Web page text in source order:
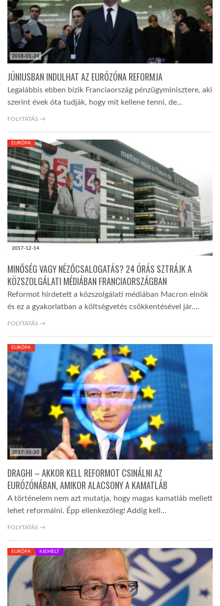
2018-01-24
JÚNIUSBAN INDULHAT AZ EURÓZÓNA REFORMJA
Legalábbis ebben bízik Franciaország pénzügyminisztere, aki
szerint évek óta tudják, hogy mit kellene tenni, de…
FOLYTATÁS →
2017-12-14
EURÓPA
MINŐSÉG VAGY NÉZŐCSALOGATÁS? 24 ÓRÁS SZTRÁJK A
KÖZSZOLGÁLATI MÉDIÁBAN FRANCIAORSZÁGBAN
Reformot hirdetett a közszolgálati médiában Macron elnök
és ez a gyakorlatban a költségvetés csökkentésével jár.…
FOLYTATÁS →
2017-10-20
EURÓPA
DRAGHI – AKKOR KELL REFORMOT CSINÁLNI AZ
EURÓZÓNÁBAN, AMIKOR ALACSONY A KAMATLÁB
A történelem nem azt mutatja, hogy magas kamatláb mellett
lehet reformálni. Épp ellenkezőleg! Addig kell…
FOLYTATÁS →
EURÓPA KIEMELT